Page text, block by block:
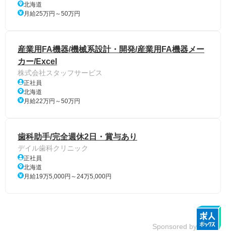
北海道
月給25万円～50万円
産業用FA機器/機械系設計・開発/産業用FA機器メー
カー/Excel
株式会社スタッフサービス
正社員
北海道
月給22万円～50万円
歯科助手/完全週休2日・賞与あり
デイル歯科クリニック
正社員
北海道
月給19万5,000円～24万5,000円
Sponsored by